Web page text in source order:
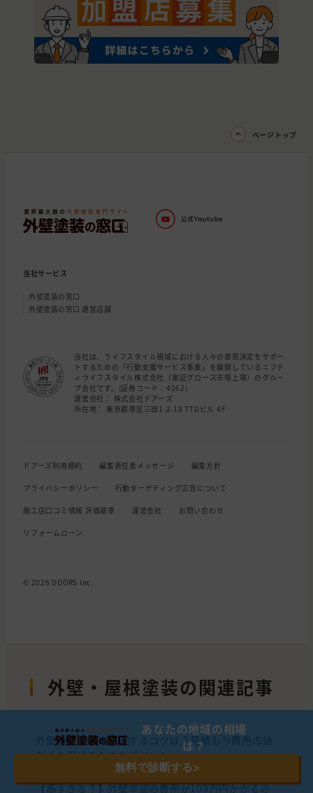
ページトップ
当社サービス
外壁塗装の窓口
外壁塗装の窓口 運営店舗
当社は、ライフスタイル領域における人々の意思決定をサポー
トするための「行動支援サービス事業」を展開しているニフテ
ィライフスタイル株式会社（東証グロース市場上場）のグルー
プ会社です。(証券コード：4262)
運営会社： 株式会社ドアーズ
所在地： 東京都港区三田1-2-18 TTDビル 4F
ドアーズ利用規約 編集責任者メッセージ 編集方針
プライバシーポリシー 行動ターゲティング広告について
施工店口コミ情報 評価基準 運営会社 お問い合わせ
リフォームローン
© 2026 DOORS Inc.
外壁・屋根塗装の関連記事
外壁塗装で価格交渉するコツは？見積もり費用の値
引きを受けるためのポイント
【高すぎる？】外壁塗装の費用が100万円かかるの
あなたの地域の相場
は？
無料で診断する>